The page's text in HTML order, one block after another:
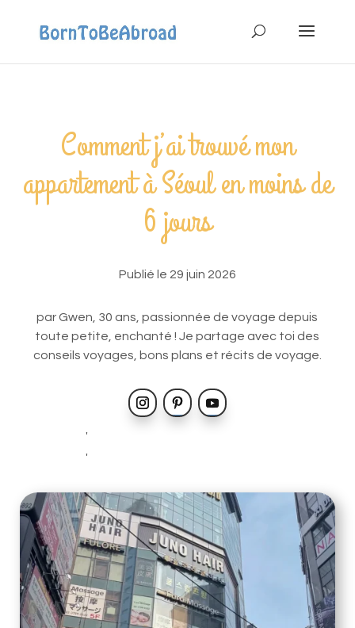
Comment j’ai trouvé mon
appartement à Séoul en moins de
6 jours
Publié le 29 juin 2026
par Gwen, 30 ans, passionnée de voyage depuis
toute petite, enchanté ! Je partage avec toi des
conseils voyages, bons plans et récits de voyage.
'
'